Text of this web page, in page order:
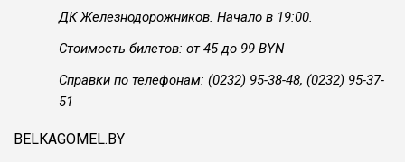
ДК Железнодорожников. Начало в 19:00.
Стоимость билетов: от 45 до 99 BYN
Справки по телефонам: (0232) 95-38-48, (0232) 95-37-
51
BELKAGOMEL.BY